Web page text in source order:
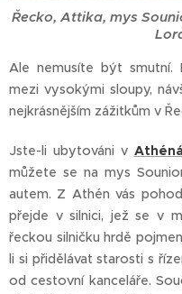
Řecko, Attika, mys
Ale nemusíte být
mezi vysokými sloupy,
nejkrásnějším zážitkům v
Jste-li ubytováni v
můžete se na mys
autem. Z Athén vás
přejde v silnici, jež se v
řeckou silničku hrdě
li si přidělávat starosti s
od cestovní kanceláře.